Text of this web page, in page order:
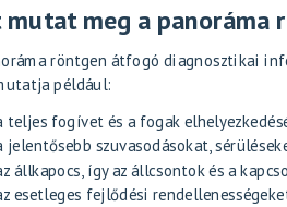
meg a panoráma
röntgen átfogó diagnosztikai
például:
teljes fogívet és a fogak
jelentősebb szuvasodásokat,
állkapocs, így az állcsontok és a
esetleges fejlődési